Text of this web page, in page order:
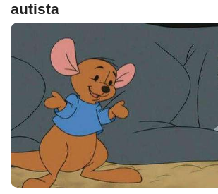
autista